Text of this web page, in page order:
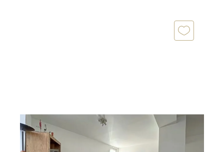
TOULOUSE 31
89,18 m
, 4 pièces
Ref : 19817